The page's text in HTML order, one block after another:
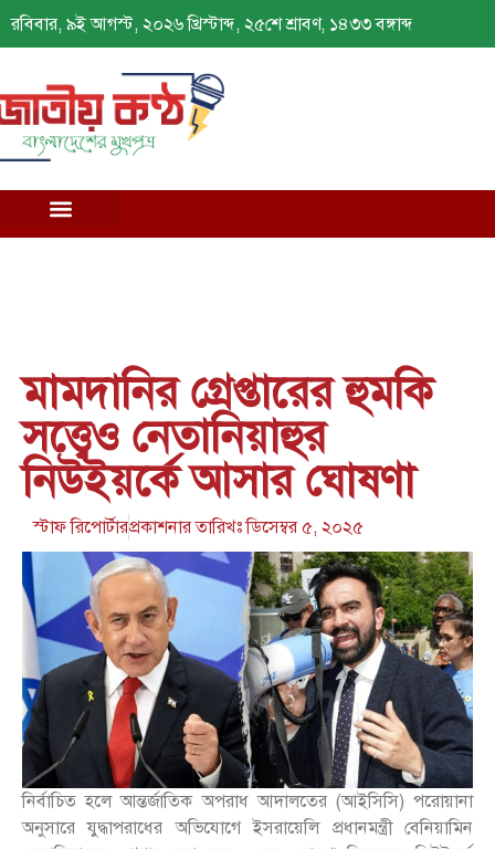
রবিবার, ৯ই আগস্ট, ২০২৬ খ্রিস্টাব্দ, ২৫শে শ্রাবণ, ১৪৩৩ বঙ্গাব্দ
মামদানির গ্রেপ্তারের হুমকি
সত্ত্বেও নেতানিয়াহুর
নিউইয়র্কে আসার ঘোষণা
স্টাফ রিপোর্টারপ্রকাশনার তারিখঃডিসেম্বর ৫, ২০২৫
নির্বাচিত হলে আন্তর্জাতিক অপরাধ আদালতের (আইসিসি) পরোয়ানা
অনুসারে যুদ্ধাপরাধের অভিযোগে ইসরায়েলি প্রধানমন্ত্রী বেনিয়ামিন